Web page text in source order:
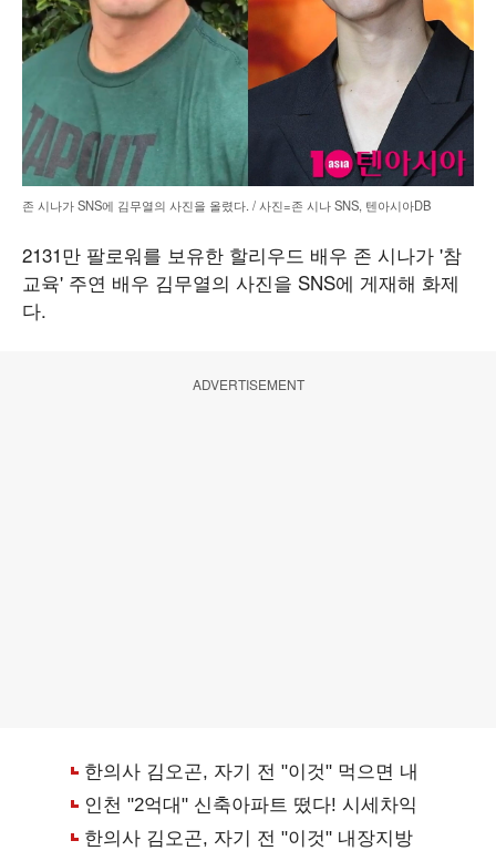
존 시나가 SNS에 김무열의 사진을 올렸다. / 사진=존 시나 SNS, 텐아시아DB
2131만 팔로워를 보유한 할리우드 배우 존 시나가 '참
교육' 주연 배우 김무열의 사진을 SNS에 게재해 화제
다.
ADVERTISEMENT